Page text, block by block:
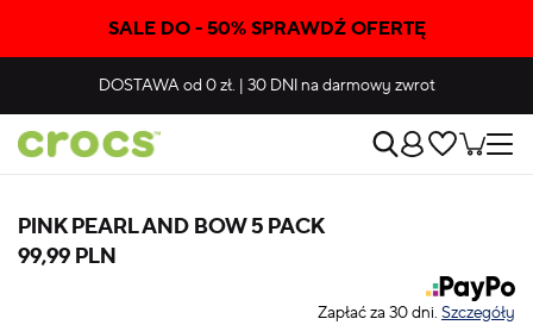
SALE DO - 50% SPRAWDŹ OFERTĘ
DOSTAWAod 0 zł. | 30 DNIna darmowy zwrot
PINK PEARL AND BOW 5 PACK
99,99 PLN
Zapłać za 30 dni. Szczegóły